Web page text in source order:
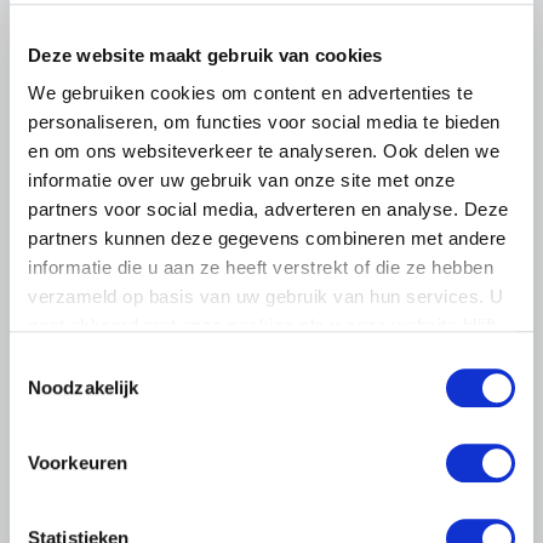
Deze website maakt gebruik van cookies
We gebruiken cookies om content en advertenties te
personaliseren, om functies voor social media te bieden
en om ons websiteverkeer te analyseren. Ook delen we
informatie over uw gebruik van onze site met onze
partners voor social media, adverteren en analyse. Deze
partners kunnen deze gegevens combineren met andere
informatie die u aan ze heeft verstrekt of die ze hebben
verzameld op basis van uw gebruik van hun services. U
Noodzakelijk
Voorkeuren
Statistieken
komen…
Lees meer